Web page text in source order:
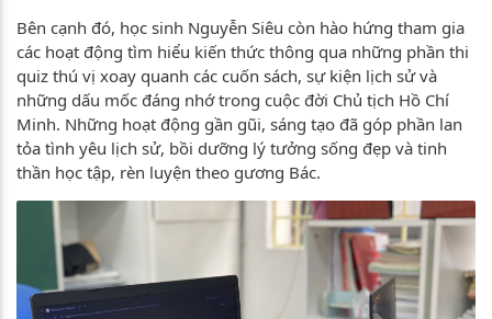
Bên cạnh đó, học sinh Nguyễn Siêu còn hào hứng tham gia
các hoạt động tìm hiểu kiến thức thông qua những phần thi
quiz thú vị xoay quanh các cuốn sách, sự kiện lịch sử và
những dấu mốc đáng nhớ trong cuộc đời Chủ tịch Hồ Chí
Minh. Những hoạt động gần gũi, sáng tạo đã góp phần lan
tỏa tình yêu lịch sử, bồi dưỡng lý tưởng sống đẹp và tinh
thần học tập, rèn luyện theo gương Bác.